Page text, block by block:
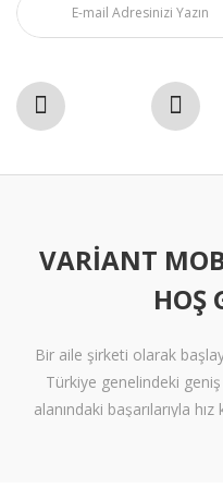
VARIANT
HOŞ
Bir aile şirketi olarak
Türkiye genelindeki
alanındaki başarılarıyla